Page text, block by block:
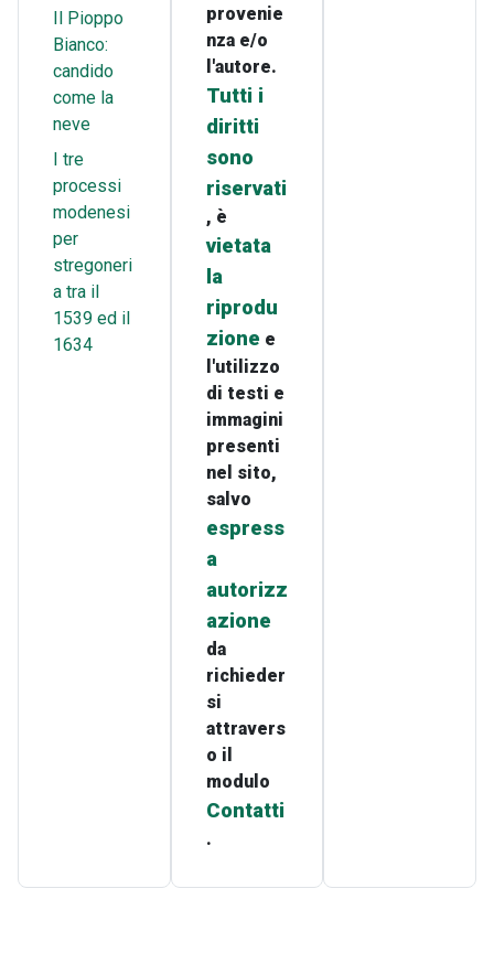
Il Pioppo
Bianco:
candido
come la
neve
I tre
processi
modenesi
per
stregoneri
a tra il
1539 ed il
1634
provenie
nza e/o
l'autore.
Tutti i
diritti
sono
riservati
, è
vietata
la
riprodu
zione e
l'utilizzo
di testi e
immagini
presenti
nel sito,
salvo
espress
a
autorizz
azione
da
richieder
si
attravers
o il
modulo
Contatti
.